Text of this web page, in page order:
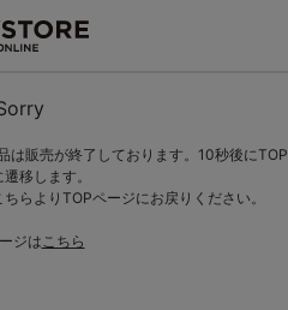
は販売が終了しております。10秒後にTOP
移します。
らよりTOPページにお戻りください。
ジはこちら